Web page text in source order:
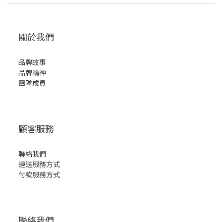
關於我們
品牌故事
品牌精神
團隊成員
顧客服務
聯絡我們
運送服務方式
付款服務方式